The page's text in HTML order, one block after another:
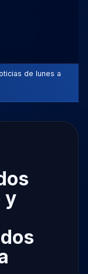
de lunes a
y